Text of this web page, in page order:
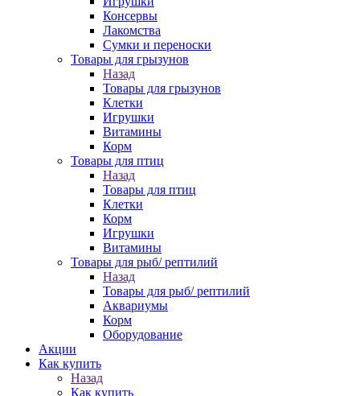
Консервы
Лакомства
Сумки и переноски
Товары для грызунов
Назад
Товары для грызунов
Клетки
Игрушки
Витамины
Корм
Товары для птиц
Назад
Товары для птиц
Клетки
Корм
Игрушки
Витамины
Товары для рыб/ рептилий
Назад
Товары для рыб/ рептилий
Аквариумы
Корм
Оборудование
Акции
Как купить
Назад
Как купить